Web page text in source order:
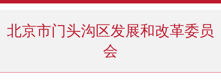
北京市门头沟区发展和改革委员
会